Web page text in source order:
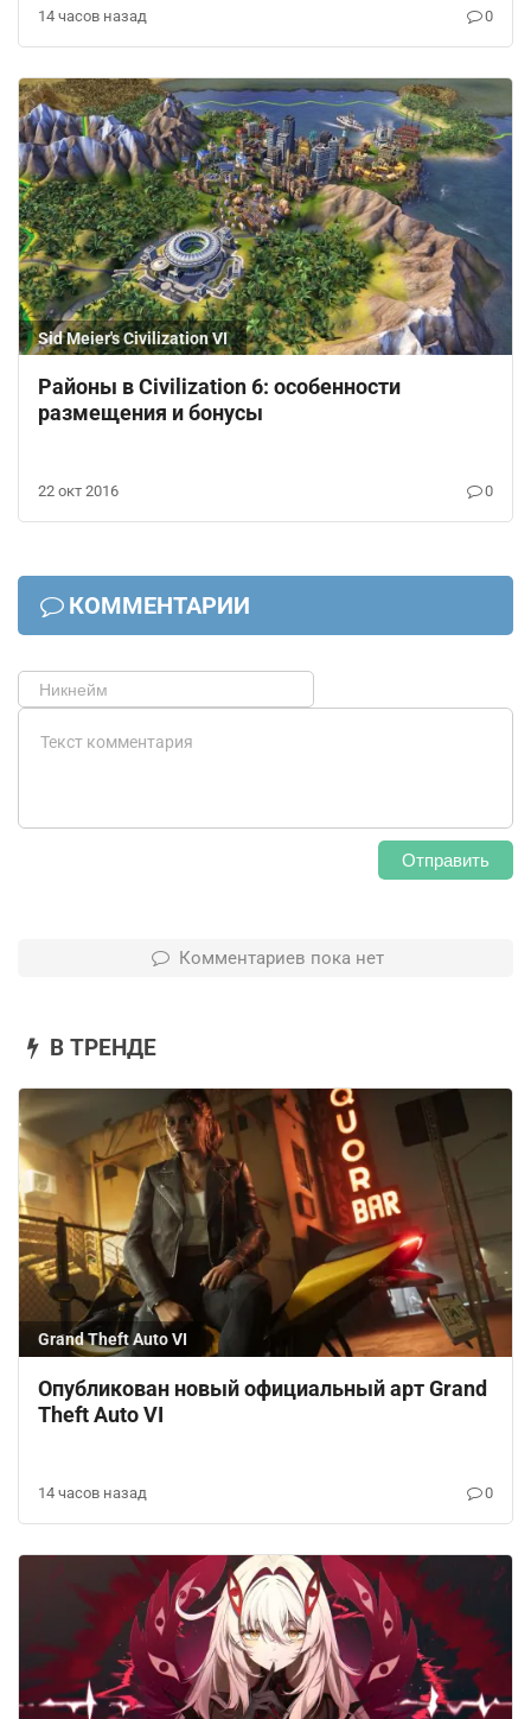
14 часов назад 0
Sid Meier's Civilization VI
Районы в Civilization 6: особенности
размещения и бонусы
22 окт 2016 0
КОММЕНТАРИИ
Отправить
Комментариев пока нет
В ТРЕНДЕ
Grand Theft Auto VI
Опубликован новый официальный арт Grand
Theft Auto VI
14 часов назад 0